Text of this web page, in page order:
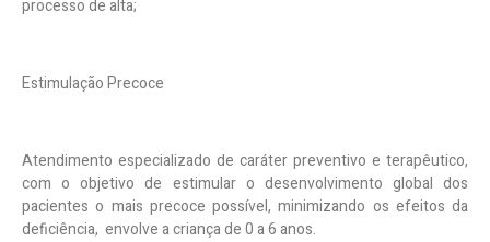
processo de alta;
Estimulação Precoce
Atendimento especializado de caráter preventivo e terapêutico,
com o objetivo de estimular o desenvolvimento global dos
pacientes o mais precoce possível, minimizando os efeitos da
deficiência, envolve a criança de 0 a 6 anos.